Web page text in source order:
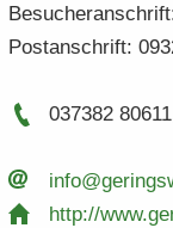
Post­an­schrift:
037382 80611
http:/​/​